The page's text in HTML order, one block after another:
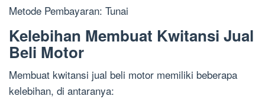
Metode Pembayaran: Tunai
Kelebihan Membuat Kwitansi Jual
Beli Motor
Membuat kwitansi jual beli motor memiliki beberapa
kelebihan, di antaranya: